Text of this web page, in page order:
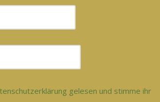
gelesen und stimme ihr